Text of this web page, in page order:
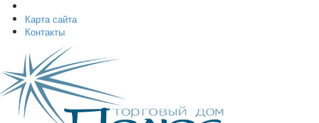
Карта сайта
Контакты